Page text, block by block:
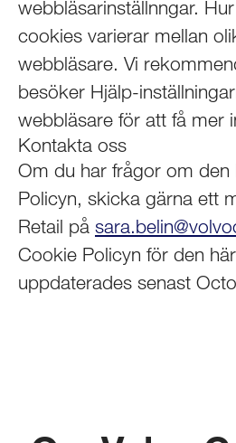
webbläsarinställnngar.
cookies varierar mellan
webbläsare. Vi
besöker Hjälp-
webbläsare för att få mer
Kontakta oss
Om du har frågor om den
Policyn, skicka gärna ett
Retail på
Cookie Policyn för den
uppdaterades senast